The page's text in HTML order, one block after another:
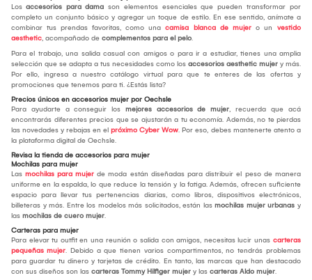
Los accesorios para dama son elementos esenciales que pueden transformar por
completo un conjunto básico y agregar un toque de estilo. En ese sentido, anímate a
combinar tus prendas favoritas, como una camisa blanca de mujer o un vestido
aesthetic, acompañado de complementos para el pelo.
Para el trabajo, una salida casual con amigos o para ir a estudiar, tienes una amplia
selección que se adapta a tus necesidades como los accesorios aesthetic mujer y más.
Por ello, ingresa a nuestro catálogo virtual para que te enteres de las ofertas y
promociones que tenemos para ti. ¿Estás lista?
Precios únicos en accesorios mujer por Oechsle
Para ayudarte a conseguir los mejores accesorios de mujer, recuerda que acá
encontrarás diferentes precios que se ajustarán a tu economía. Además, no te pierdas
las novedades y rebajas en el próximo Cyber Wow. Por eso, debes mantenerte atento a
la plataforma digital de Oechsle.
Revisa la tienda de accesorios para mujer
Mochilas para mujer
Las mochilas para mujer de moda están diseñadas para distribuir el peso de manera
uniforme en la espalda, lo que reduce la tensión y la fatiga. Además, ofrecen suficiente
espacio para llevar tus pertenencias diarias, como libros, dispositivos electrónicos,
billeteras y más. Entre los modelos más solicitados, están las mochilas mujer urbanas y
las mochilas de cuero mujer.
Carteras para mujer
Para elevar tu outfit en una reunión o salida con amigos, necesitas lucir unas carteras
pequeñas mujer. Debido a que tienen varios compartimentos, no tendrás problemas
para guardar tu dinero y tarjetas de crédito. En tanto, las marcas que han destacado
con sus diseños son las carteras Tommy Hilfiger mujer y las carteras Aldo mujer.